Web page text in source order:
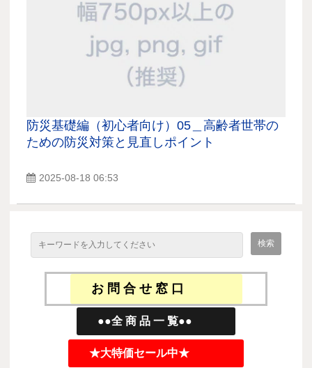
お問い合わせ
防災基礎編（初心者向け）05＿高齢者世帯の
ための防災対策と見直しポイント
2025-08-18 06:53
お 問 合 せ 窓 口
●●全 商 品 一 覧●●
★大特価セール中★